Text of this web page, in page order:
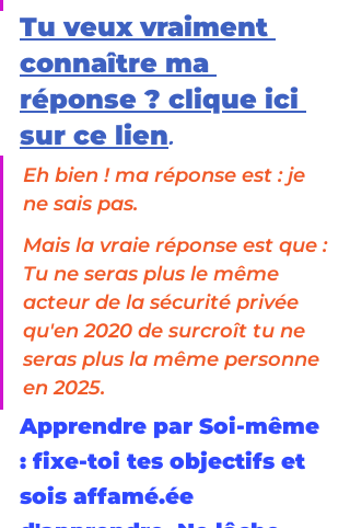
Tu veux vraiment
connaître ma
réponse ? clique ici
sur ce lien.
Eh bien ! ma réponse est : je
ne sais pas.
Mais la vraie réponse est que :
Tu ne seras plus le même
acteur de la sécurité privée
qu'en 2020 de surcroît tu ne
seras plus la même personne
en 2025.
Apprendre par Soi-même
: fixe-toi tes objectifs et
sois affamé.ée